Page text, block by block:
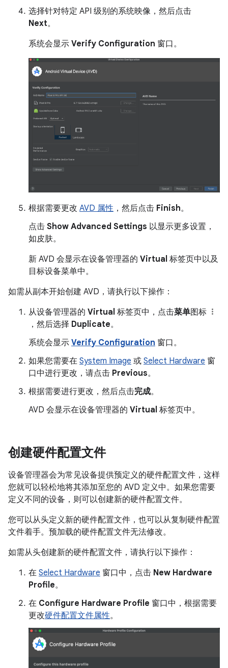
选择针对特定 API 级别的系统映像，然后点击
Next。
系统会显示 Verify Configuration 窗口。
根据需要更改 AVD 属性 ，然后点击 Finish。
点击 Show Advanced Settings 以显示更多设置，
如皮肤。
新 AVD 会显示在设备管理器的 Virtual 标签页中以及
目标设备菜单中。
如需从副本开始创建 AVD，请执行以下操作：
从设备管理器的 Virtual 标签页中，点击菜单图标
，然后选择 Duplicate。
系统会显示 Verify Configuration 窗口。
如果您需要在 System Image 或 Select Hardware 窗
口中进行更改，请点击 Previous。
根据需要进行更改，然后点击完成。
AVD 会显示在设备管理器的 Virtual 标签页中。
创建硬件配置文件
设备管理器会为常见设备提供预定义的硬件配置文件，这样
您就可以轻松地将其添加至您的 AVD 定义中。如果您需要
定义不同的设备，则可以创建新的硬件配置文件。
您可以从头定义新的硬件配置文件，也可以从复制硬件配置
文件着手。预加载的硬件配置文件无法修改。
如需从头创建新的硬件配置文件，请执行以下操作：
在 Select Hardware 窗口中，点击 New Hardware
Profile。
在 Configure Hardware Profile 窗口中，根据需要
更改硬件配置文件属性。